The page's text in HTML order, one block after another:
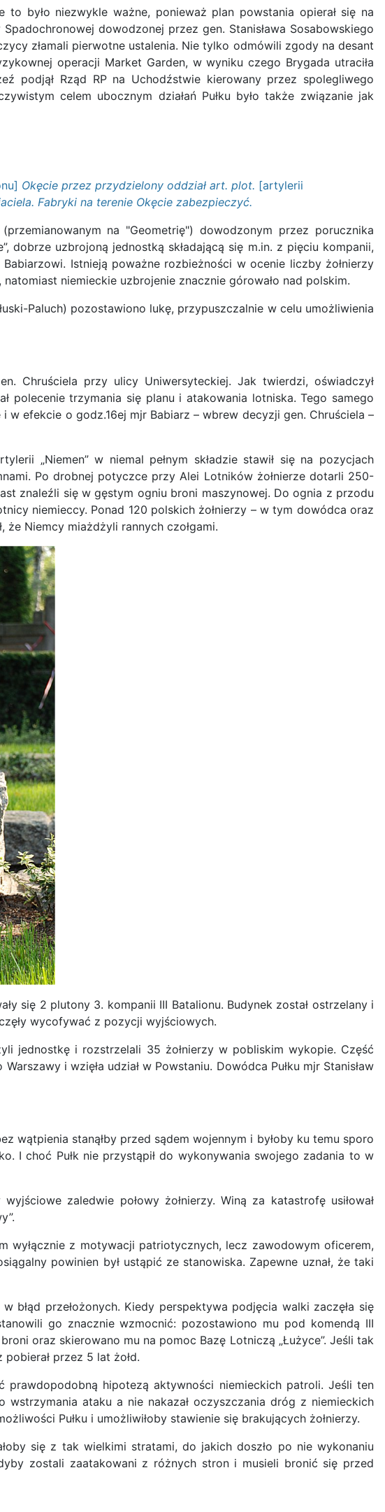
było niezwykle ważne, ponieważ plan powstania opierał się na
dowodzonej przez gen. Stanisława Sosabowskiego
złamali pierwotne ustalenia. Nie tylko odmówili zgody na desant
operacji Market Garden, w wyniku czego Brygada utraciła
podjął Rząd RP na Uchodźstwie kierowany przez spolegliwego
celem ubocznym działań Pułku było także związanie jak
Okęcie przez przydzielony oddział art. plot. [artylerii
Fabryki na terenie Okęcie zabezpieczyć.
na "Geometrię") dowodzonym przez porucznika
dobrze uzbrojoną jednostką składającą się m.in. z pięciu kompanii,
Istnieją poważne rozbieżności w ocenie liczby żołnierzy
niemieckie uzbrojenie znacznie górowało nad polskim.
Paluch) pozostawiono lukę, przypuszczalnie w celu umożliwienia
Chruściela przy ulicy Uniwersyteckiej. Jak twierdzi, oświadczył
polecenie trzymania się planu i atakowania lotniska. Tego samego
w efekcie o godz.16ej mjr Babiarz – wbrew decyzji gen. Chruściela –
„Niemen” w niemal pełnym składzie stawił się na pozycjach
Po drobnej potyczce przy Alei Lotników żołnierze dotarli 250-
znaleźli się w gęstym ogniu broni maszynowej. Do ognia z przodu
niemieccy. Ponad 120 polskich żołnierzy – w tym dowódca oraz
Niemcy miażdżyli rannych czołgami.
się 2 plutony 3. kompanii III Batalionu. Budynek został ostrzelany i
wycofywać z pozycji wyjściowych.
jednostkę i rozstrzelali 35 żołnierzy w pobliskim wykopie. Część
i wzięła udział w Powstaniu. Dowódca Pułku mjr Stanisław
wątpienia stanąłby przed sądem wojennym i byłoby ku temu sporo
I choć Pułk nie przystąpił do wykonywania swojego zadania to w
zaledwie połowy żołnierzy. Winą za katastrofę usiłował
wyłącznie z motywacji patriotycznych, lecz zawodowym oficerem,
powinien był ustąpić ze stanowiska. Zapewne uznał, że taki
błąd przełożonych. Kiedy perspektywa podjęcia walki zaczęła się
go znacznie wzmocnić: pozostawiono mu pod komendą III
oraz skierowano mu na pomoc Bazę Lotniczą „Łużyce”. Jeśli tak
przez 5 lat żołd.
prawdopodobną hipotezą aktywności niemieckich patroli. Jeśli ten
ataku a nie nakazał oczyszczania dróg z niemieckich
Pułku i umożliwiłoby stawienie się brakujących żołnierzy.
się z tak wielkimi stratami, do jakich doszło po nie wykonaniu
zostali zaatakowani z różnych stron i musieli bronić się przed